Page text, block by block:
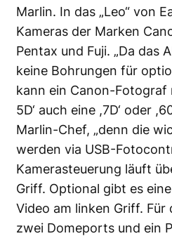
Marlin. In das „Leo“ von
Kameras der Marken
Pentax und Fuji. „Da das
keine Bohrungen für
kann ein Canon-Fotograf
5D‘ auch eine ,7D‘ oder
Marlin-Chef, „denn die
werden via USB-
Kamerasteuerung läuft
Griff. Optional gibt es
Video am linken Griff. Für
zwei Domeports und ein